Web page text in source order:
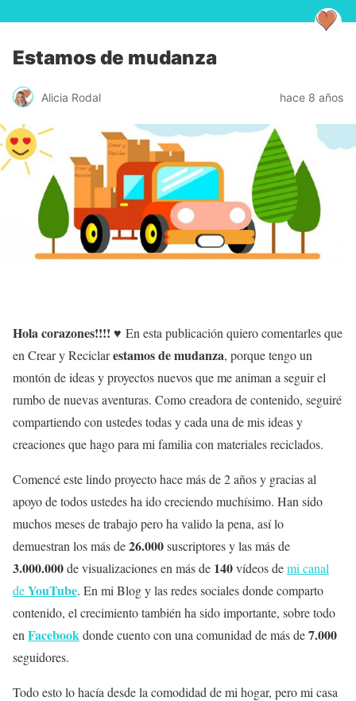
Estamos de mudanza
Alicia Rodal hace 8 años
Hola corazones!!!! ♥ En esta publicación quiero comentarles que
en Crear y Reciclarestamos de mudanza, porque tengo un
montón de ideas y proyectos nuevos que me animan a seguir el
rumbo de nuevas aventuras. Como creadora de contenido, seguiré
compartiendo con ustedes todas y cada una de mis ideas y
creaciones que hago para mi familia con materiales reciclados.
Comencé este lindo proyecto hace más de 2 años y gracias al
apoyo de todos ustedes ha ido creciendo muchísimo. Han sido
muchos meses de trabajo pero ha valido la pena, así lo
demuestran los más de26.000suscriptores y las más de
3.000.000de visualizaciones en más de 140vídeos demi canal
deYouTube. En mi Blog y las redes sociales donde comparto
contenido, el crecimiento también ha sido importante, sobre todo
en Facebookdonde cuento con una comunidad de más de7.000
seguidores.
Todo esto lo hacía desde la comodidad de mi hogar, pero mi casa